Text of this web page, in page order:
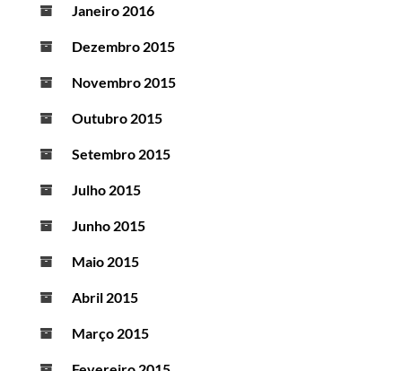
Janeiro 2016
Dezembro 2015
Novembro 2015
Outubro 2015
Setembro 2015
Julho 2015
Junho 2015
Maio 2015
Abril 2015
Março 2015